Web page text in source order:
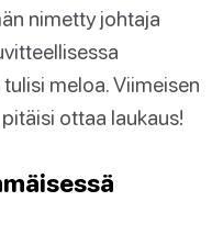
nimetty johtaja
meloa. Viimeisen
ottaa laukaus!